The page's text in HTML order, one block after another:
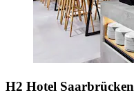
H2 Hotel Saarbrücken